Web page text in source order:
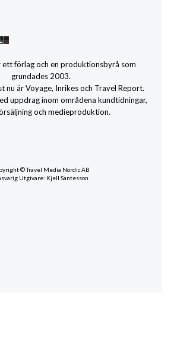
ett förlag och en produktionsbyrå som
grundades 2003.
nu är Voyage, Inrikes och Travel Report.
uppdrag inom områdena kundtidningar,
och medieproduktion.
© Travel Media Nordic AB
Utgivare: Kjell Santesson